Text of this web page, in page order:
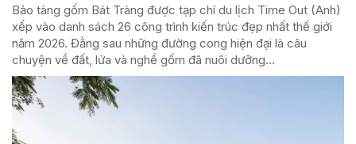
Bảo tàng gốm Bát Tràng được tạp chí du lịch Time Out (Anh)
xếp vào danh sách 26 công trình kiến trúc đẹp nhất thế giới
năm 2026. Đằng sau những đường cong hiện đại là câu
chuyện về đất, lửa và nghề gốm đã nuôi dưỡng...